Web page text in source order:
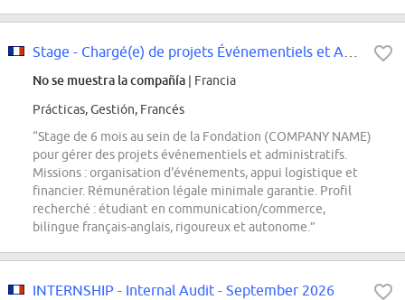
No se muestra la compañía | Francia
Prácticas, Gestión, Francés
“Stage de 6 mois au sein de la Fondation (COMPANY NAME)
pour gérer des projets événementiels et administratifs.
Missions : organisation d'événements, appui logistique et
financier. Rémunération légale minimale garantie. Profil
recherché : étudiant en communication/commerce,
bilingue français-anglais, rigoureux et autonome.”
INTERNSHIP - Internal Audit - September 2026